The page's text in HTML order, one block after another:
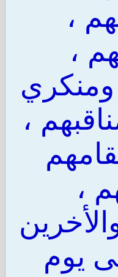
،
،
ومنكري
،
،
يوم